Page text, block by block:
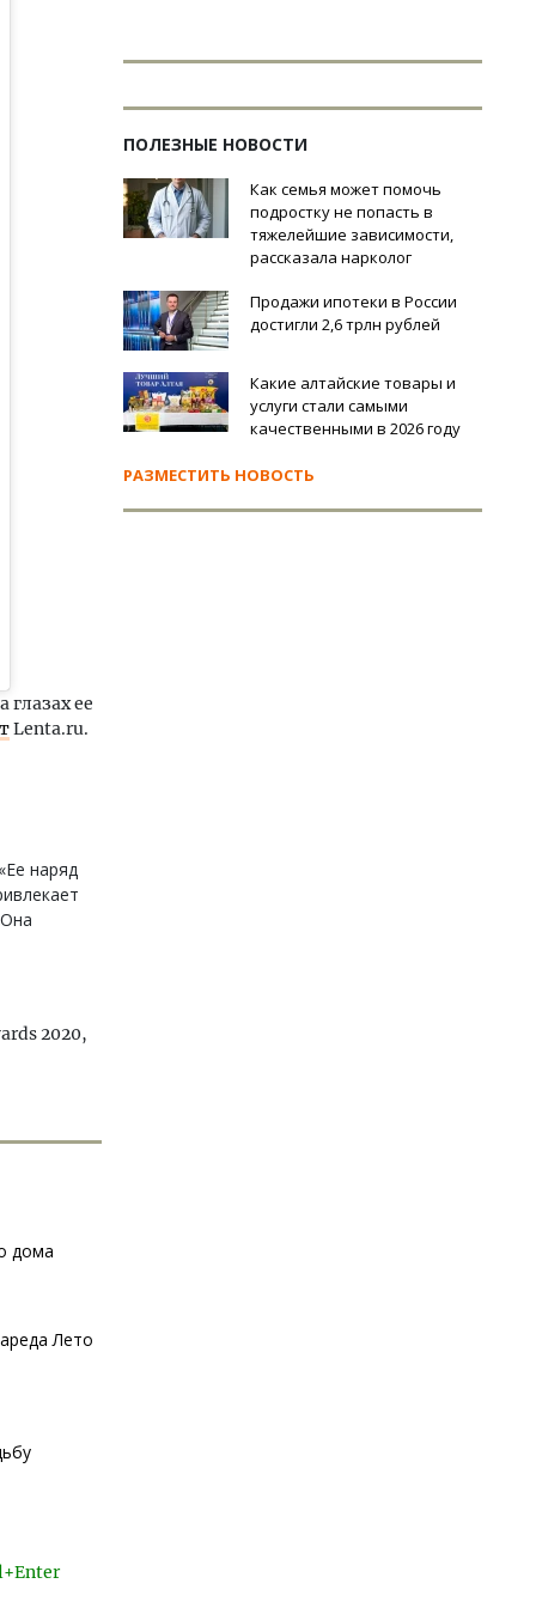
ее
Lenta.ru.
наряд
2020,
дома
Лето
ПОЛЕЗНЫЕ НОВОСТИ
Как семья может помочь
подростку не попасть в
тяжелейшие зависимости,
рассказала нарколог
Продажи ипотеки в России
достигли 2,6 трлн рублей
Какие алтайские товары и
услуги стали самыми
качественными в 2026 году
РАЗМЕСТИТЬ НОВОСТЬ